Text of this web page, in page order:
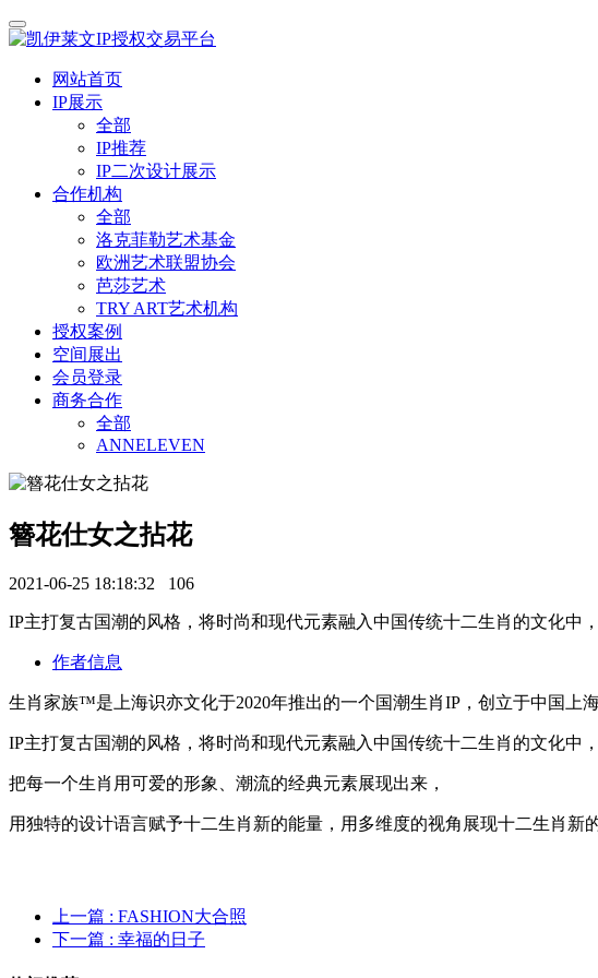
网站首页
IP展示
全部
IP推荐
IP二次设计展示
合作机构
全部
洛克菲勒艺术基金
欧洲艺术联盟协会
芭莎艺术
TRY ART艺术机构
授权案例
空间展出
会员登录
商务合作
全部
ANNELEVEN
簪花仕女之拈花
2021-06-25 18:18:32 106
IP主打复古国潮的风格，将时尚和现代元素融入中国传统十二生肖的文化中
作者信息
生肖家族™️是上海识亦文化于2020年推出的一个国潮生肖IP，创立于中国上海
IP主打复古国潮的风格，将时尚和现代元素融入中国传统十二生肖的文化中，
把每一个生肖用可爱的形象、潮流的经典元素展现出来，
用独特的设计语言赋予十二生肖新的能量，用多维度的视角展现十二生肖新
上一篇 : FASHION大合照
下一篇 : 幸福的日子